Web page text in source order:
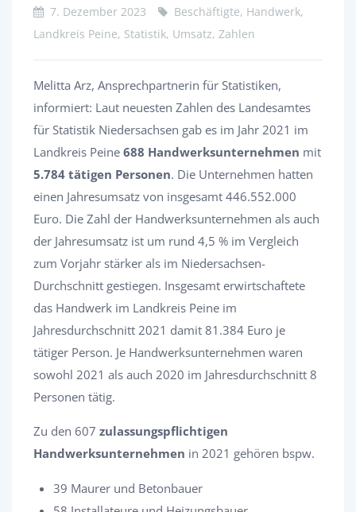
7. Dezember 2023
Beschäftigte, Handwerk,
Landkreis Peine, Statistik, Umsatz, Zahlen
Melitta Arz, Ansprechpartnerin für Statistiken,
informiert: Laut neuesten Zahlen des Landesamtes
für Statistik Niedersachsen gab es im Jahr 2021 im
Landkreis Peine 688 Handwerksunternehmen mit
5.784 tätigen Personen. Die Unternehmen hatten
einen Jahresumsatz von insgesamt 446.552.000
Euro. Die Zahl der Handwerksunternehmen als auch
der Jahresumsatz ist um rund 4,5 % im Vergleich
zum Vorjahr stärker als im Niedersachsen-
Durchschnitt gestiegen. Insgesamt erwirtschaftete
das Handwerk im Landkreis Peine im
Jahresdurchschnitt 2021 damit 81.384 Euro je
tätiger Person. Je Handwerksunternehmen waren
sowohl 2021 als auch 2020 im Jahresdurchschnitt 8
Personen tätig.
Zu den 607 zulassungspflichtigen
Handwerksunternehmen in 2021 gehören bspw.
39 Maurer und Betonbauer